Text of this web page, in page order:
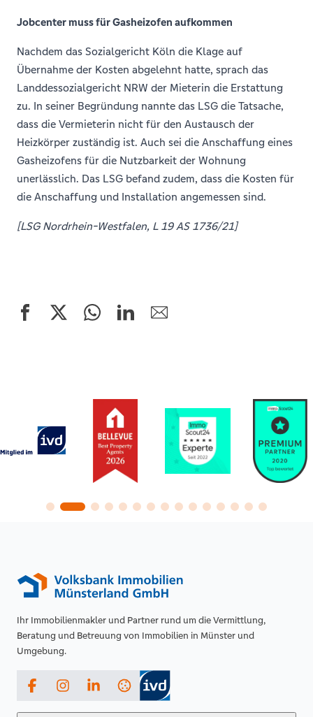
Jobcenter muss für Gasheizofen aufkommen
Nachdem das Sozialgericht Köln die Klage auf
Übernahme der Kosten abgelehnt hatte, sprach das
Landdessozialgericht NRW der Mieterin die Erstattung
zu. In seiner Begründung nannte das LSG die Tatsache,
dass die Vermieterin nicht für den Austausch der
Heizkörper zuständig ist. Auch sei die Anschaffung eines
Gasheizofens für die Nutzbarkeit der Wohnung
unerlässlich. Das LSG befand zudem, dass die Kosten für
die Anschaffung und Installation angemessen sind.
[LSG Nordrhein-Westfalen, L 19 AS 1736/21]
Ihr Immobilienmakler und Partner rund um die Vermittlung,
Beratung und Betreuung von Immobilien in Münster und
Umgebung.
FacebookInstagramLinkedIn